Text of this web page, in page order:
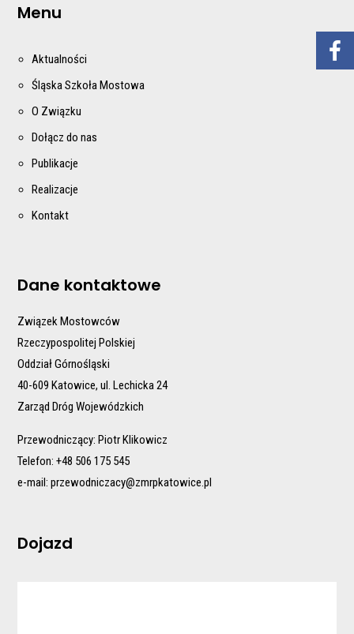
Menu
Aktualności
Śląska Szkoła Mostowa
O Związku
Dołącz do nas
Publikacje
Realizacje
Kontakt
Dane kontaktowe
Związek Mostowców
Rzeczypospolitej Polskiej
Oddział Górnośląski
40-609 Katowice, ul. Lechicka 24
Zarząd Dróg Wojewódzkich
Przewodniczący: Piotr Klikowicz
Telefon: +48 506 175 545
e-mail:przewodniczacy@zmrpkatowice.pl
Dojazd